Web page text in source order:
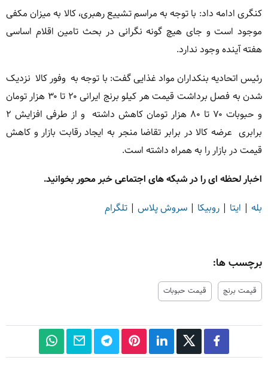
کنگری ادامه داد: با توجه به مراسم تشییع رهبری، کالا به میزان مکفی
موجود است و جای هیچ گونه نگرانی در بحث تامین اقلام اساسی
هفته آینده وجود ندارد.
رئیس اتحادیه بنکداران مواد غذایی گفت: با توجه به وفور کالا نزدیک
شدن به فصل برداشت قیمت هر کیلو برنج ایرانی ۲۰ تا ۳۰ هزار تومان
و حبوبات ۷۰ تا ۸۰ هزار تومان کاهش داشته و از طرفی افزایش ۲
برابری عرضه کالا در برابر تقاضا منجر به ایجاد رقابت بازار و کاهش
قیمت در بازار را به همراه داشته است.
اخبار لحظه ای را در شبکه های اجتماعی خبر محور بخوانید.
بله | ایتا | روبیکا | سروش پلاس | تلگرام
برچسب ها:
قیمت برنج قیمت حبوبات